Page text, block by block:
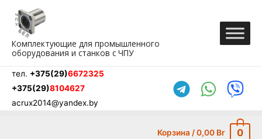
содержимому
Комплектующие для промышленного
оборудования и станков с ЧПУ
тел. +375(29)6672325
+375(29)8104627
acrux2014@yandex.by
Корзина /0,00 Br 0